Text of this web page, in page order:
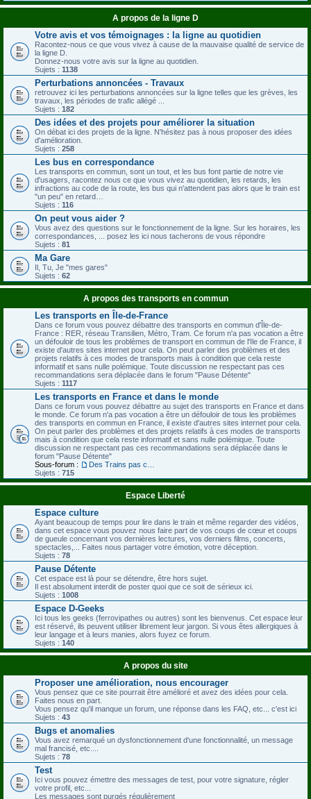
A propos de la ligne D
Votre avis et vos témoignages : la ligne au quotidien
Racontez-nous ce que vous vivez à cause de la mauvaise qualité de service de
la ligne D.
Donnez-nous votre avis sur la ligne au quotidien.
Sujets : 1138
Perturbations annoncées - Travaux
retrouvez ici les perturbations annoncées sur la ligne telles que les grèves, les
travaux, les périodes de trafic allégé ...
Sujets : 182
Des idées et des projets pour améliorer la situation
On débat ici des projets de la ligne. N'hésitez pas à nous proposer des idées
d'amélioration.
Sujets : 258
Les bus en correspondance
Les transports en commun, sont un tout, et les bus font partie de notre vie
d'usagers, racontez nous ce que vous vivez au quotidien, les retards, les
infractions au code de la route, les bus qui n'attendent pas alors que le train est
"un peu" en retard…
Sujets : 116
On peut vous aider ?
Vous avez des questions sur le fonctionnement de la ligne. Sur les horaires, les
correspondances, ... posez les ici nous tacherons de vous répondre
Sujets : 81
Ma Gare
Il, Tu, Je "mes gares"
Sujets : 62
A propos des transports en commun
Les transports en Île-de-France
Dans ce forum vous pouvez débattre des transports en commun d'Île-de-
France : RER, réseau Transilien, Métro, Tram. Ce forum n'a pas vocation a être
un défouloir de tous les problèmes de transport en commun de l'Ile de France, il
existe d'autres sites internet pour cela. On peut parler des problèmes et des
projets relatifs à ces modes de transports mais à condition que cela reste
informatif et sans nulle polémique. Toute discussion ne respectant pas ces
recommandations sera déplacée dans le forum "Pause Détente"
Sujets : 1117
Les transports en France et dans le monde
Dans ce forum vous pouvez débattre au sujet des transports en France et dans
le monde. Ce forum n'a pas vocation a être un défouloir de tous les problèmes
des transports en commun en France, il existe d'autres sites internet pour cela.
On peut parler des problèmes et des projets relatifs à ces modes de transports
mais à condition que cela reste informatif et sans nulle polémique. Toute
discussion ne respectant pas ces recommandations sera déplacée dans le
forum "Pause Détente"
Sous-forum :
Sujets : 715
Espace Liberté
Espace culture
Ayant beaucoup de temps pour lire dans le train et même regarder des vidéos,
dans cet espace vous pouvez nous faire part de vos coups de cœur et coups
de gueule concernant vos dernières lectures, vos derniers films, concerts,
spectacles,... Faites nous partager votre émotion, votre déception.
Sujets : 78
Pause Détente
Cet espace est là pour se détendre, être hors sujet.
Il est absolument interdit de poster quoi que ce soit de sérieux ici.
Sujets : 1008
Espace D-Geeks
Ici tous les geeks (ferrovipathes ou autres) sont les bienvenus. Cet espace leur
est réservé, ils peuvent utiliser librement leur jargon. Si vous êtes allergiques à
leur langage et à leurs manies, alors fuyez ce forum.
Sujets : 140
A propos du site
Proposer une amélioration, nous encourager
Vous pensez que ce site pourrait être amélioré et avez des idées pour cela.
Faites nous en part.
Vous pensez qu'il manque un forum, une réponse dans les FAQ, etc... c'est ici
Sujets : 43
Bugs et anomalies
Vous avez remarqué un dysfonctionnement d'une fonctionnalité, un message
mal francisé, etc....
Sujets : 78
Test
Ici vous pouvez émettre des messages de test, pour votre signature, régler
votre profil, etc...
Les messages sont purgés régulièrement